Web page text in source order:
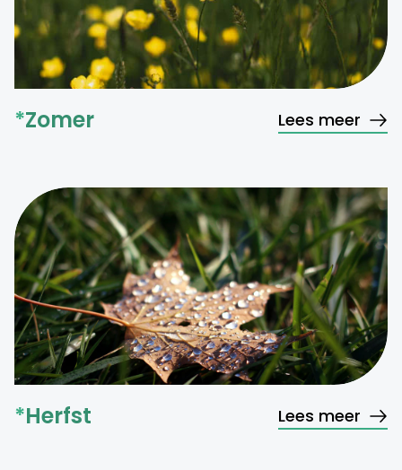
*Zomer Lees meer
*Herfst Lees meer